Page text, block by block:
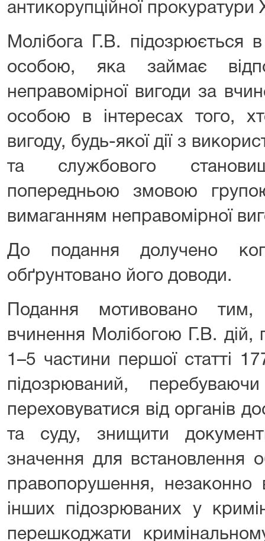
антикорупційної
Молібога Г.В. підозрюється
особою, яка займає
неправомірної вигоди за
особою в інтересах того,
вигоду, будь-якої дії з
та службового
попередньою змовою
вимаганням неправомірної
До подання долучено
обґрунтовано його доводи.
Подання мотивовано
вчинення Молібогою Г.В. дій,
1–5 частини першої статті
підозрюваний,
переховуватися від органів
та суду, знищити
значення для встановлення
правопорушення, незаконно
інших підозрюваних у
перешкоджати